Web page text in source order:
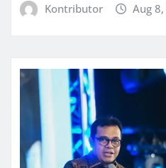
Kontributor Aug